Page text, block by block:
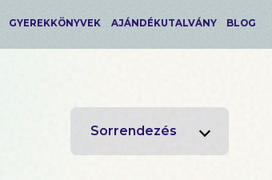
GYEREKKÖNYVEK AJÁNDÉKUTALVÁNY BLOG
Sorrendezés